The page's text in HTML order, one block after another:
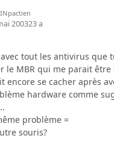
INpactien
200323 a
tout les antivirus que
le MBR qui me parait
encore se cacher après
hardware comme
problème =
souris?